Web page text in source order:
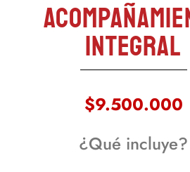
integral
$9.500.000
¿Qué incluye?